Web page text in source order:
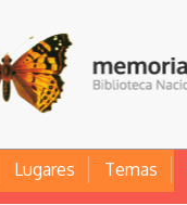
Lugares Temas